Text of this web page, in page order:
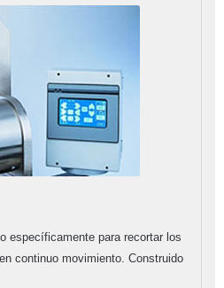
específicamente para recortar los
continuo movimiento. Construido